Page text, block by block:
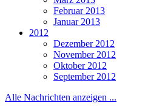
Februar 2013
Januar 2013
2012
Dezember 2012
November 2012
Oktober 2012
September 2012
Alle Nachrichten anzeigen ...